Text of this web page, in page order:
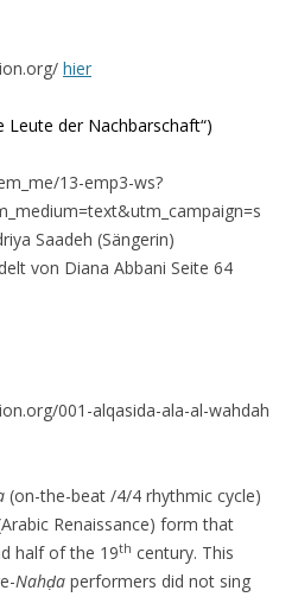
hier
Leute der Nachbarschaft“)
13-emp3-ws?
Saadeh (Sängerin)
von Diana Abbani Seite 64
001-alqasida-ala-al-wahdah
(on-the-beat /4/4 rhythmic cycle)
Renaissance) form that
half of the 19th century. This
Nahḍa performers did not sing